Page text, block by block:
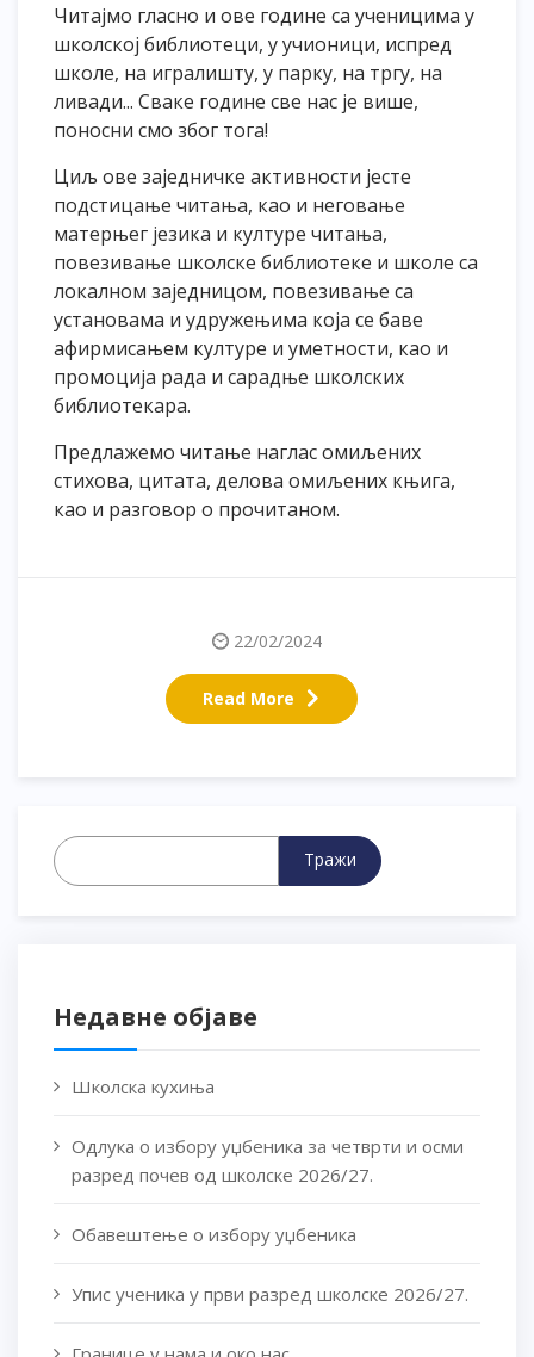
Читајмо гласно и ове године са ученицима у
школској библиотеци, у учионици, испред
школе, на игралишту, у парку, на тргу, на
ливади... Сваке године све нас је више,
поносни смо због тога!
Циљ ове заједничке активности јесте
подстицање читања, као и неговање
матерњег језика и културе читања,
повезивање школске библиотеке и школе са
локалном заједницом, повезивање са
установама и удружењима која се баве
афирмисањем културе и уметности, као и
промоција рада и сарадње школских
библиотекара.
Предлажемо читање наглас омиљених
стихова, цитата, делова омиљених књига,
као и разговор о прочитаном.
Read More
22/02/2024
Тражи
Недавне објаве
Школска кухиња
Одлука о избору уџбеника за четврти и осми
разред почев од школске 2026/27.
Обавештење о избору уџбеника
Упис ученика у први разред школске 2026/27.